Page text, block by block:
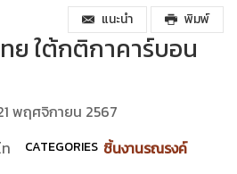
แนะนำ พิมพ์
ย ใต้กติกาคาร์บอน
พฤศจิกายน 2567
CATEGORIES ชิ้นงานรณรงค์